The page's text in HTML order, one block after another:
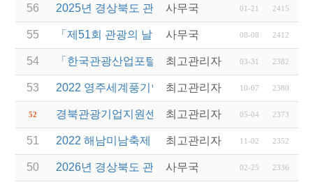
56 2025년 경상북도 관광진흥기금 보조사업 공고
사무국 01-21 2415
55 「제51회 관광의 날」경상북도 관광진흥유공 표창
사무국 08-08 2412
54 「한국관광산업포털(투어라즈)」 시범운영 안내
최고관리자 03-31 2382
53 2022 영주세계풍기인삼엑스포 개최 및 관람 안내
최고관리자 10-07 2380
52 경북관광기업지원센터 2023년 비상주 협력기업 모
최고관리자 05-04 2373
51 2022 해남미남축제 연계 차량비 지원 사업 안내
최고관리자 11-02 2352
50 2026년 경상북도 관광진흥기금 우수기업 레벨업
사무국 02-25 2336